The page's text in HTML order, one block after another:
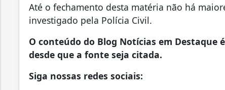
Até o fechamento desta matéria não há
investigado pela Polícia Civil.
O conteúdo do Blog Notícias em Destaque
desde que a fonte seja citada.
Siga nossas redes sociais: